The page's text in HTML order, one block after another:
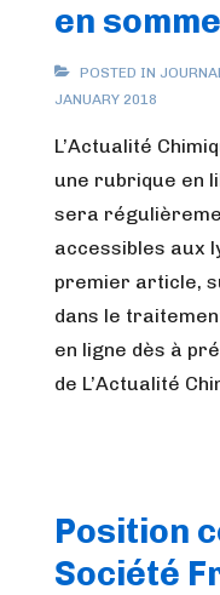
en
POSTED IN
JANUARY 2018
L’Actualité
une rubrique en
sera
accessibles aux
premier article,
dans le
en ligne dès à
de L’Actualité
Position
Société